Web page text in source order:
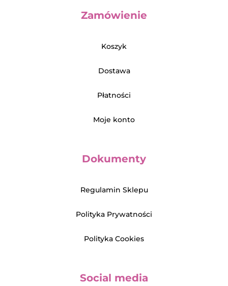
Zamówienie
Koszyk
Dostawa
Płatności
Moje konto
Dokumenty
Regulamin Sklepu
Polityka Prywatności
Polityka Cookies
Social media